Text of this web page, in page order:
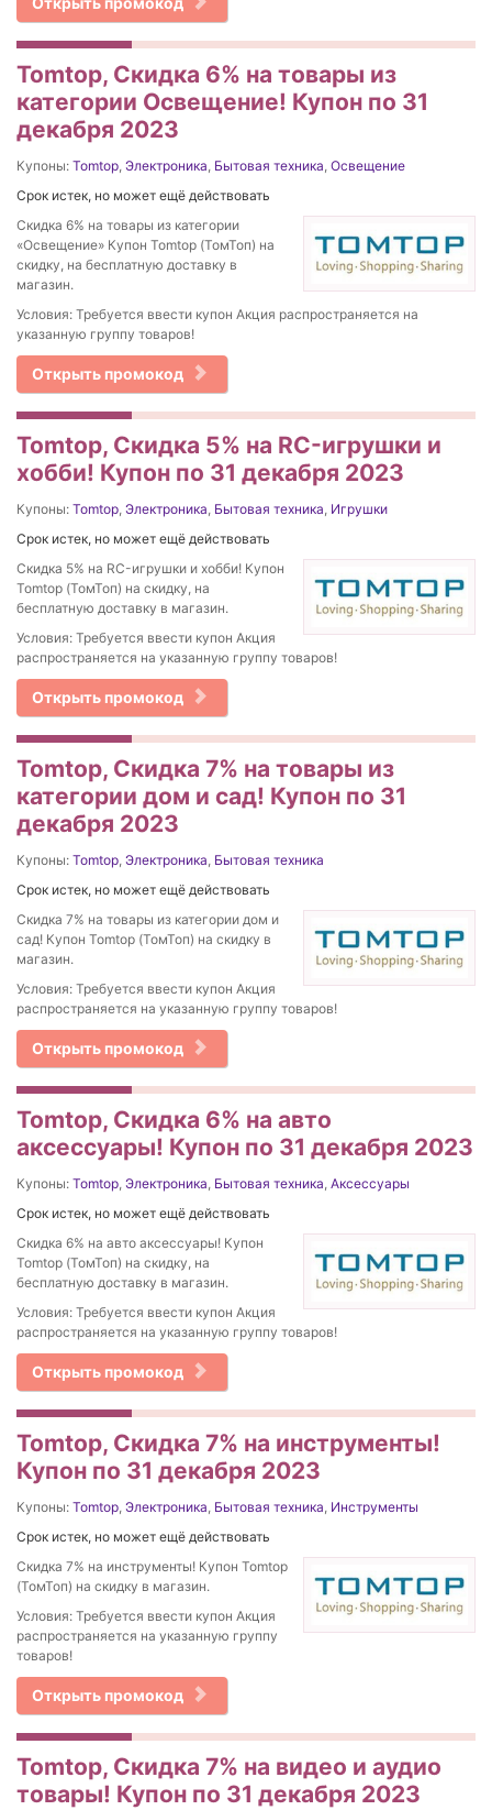
Tomtop, Скидка 6% на товары из
категории Освещение! Купон по 31
декабря 2023
Купоны: Tomtop, Электроника, Бытовая техника, Освещение
Срок истек, но может ещё действовать
Скидка 6% на товары из категории
«Освещение» Купон Tomtop (ТомТоп) на
скидку, на бесплатную доставку в
магазин.
Условия: Требуется ввести купон Акция распространяется на
указанную группу товаров!
Открыть промокод
Tomtop, Скидка 5% на RC-игрушки и
хобби! Купон по 31 декабря 2023
Купоны: Tomtop, Электроника, Бытовая техника, Игрушки
Срок истек, но может ещё действовать
Скидка 5% на RC-игрушки и хобби! Купон
Tomtop (ТомТоп) на скидку, на
бесплатную доставку в магазин.
Условия: Требуется ввести купон Акция
распространяется на указанную группу товаров!
Открыть промокод
Tomtop, Скидка 7% на товары из
категории дом и сад! Купон по 31
декабря 2023
Купоны: Tomtop, Электроника, Бытовая техника
Срок истек, но может ещё действовать
Скидка 7% на товары из категории дом и
сад! Купон Tomtop (ТомТоп) на скидку в
магазин.
Условия: Требуется ввести купон Акция
распространяется на указанную группу товаров!
Открыть промокод
Tomtop, Скидка 6% на авто
аксессуары! Купон по 31 декабря 2023
Купоны: Tomtop, Электроника, Бытовая техника, Аксессуары
Срок истек, но может ещё действовать
Скидка 6% на авто аксессуары! Купон
Tomtop (ТомТоп) на скидку, на
бесплатную доставку в магазин.
Условия: Требуется ввести купон Акция
распространяется на указанную группу товаров!
Открыть промокод
Tomtop, Скидка 7% на инструменты!
Купон по 31 декабря 2023
Купоны: Tomtop, Электроника, Бытовая техника, Инструменты
Срок истек, но может ещё действовать
Скидка 7% на инструменты! Купон Tomtop
(ТомТоп) на скидку в магазин.
Условия: Требуется ввести купон Акция
распространяется на указанную группу
товаров!
Открыть промокод
Tomtop, Скидка 7% на видео и аудио
товары! Купон по 31 декабря 2023